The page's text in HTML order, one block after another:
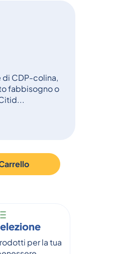
di CDP-colina,
fabbisogno o
per la tua